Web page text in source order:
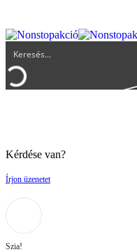
Kérdése van?
Írjon üzenetet
Szia!